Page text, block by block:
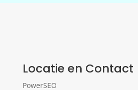
Locatie en Contact
PowerSEO